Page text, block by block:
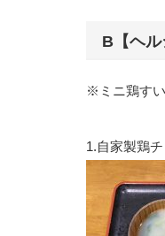
B【ヘル
※ミニ鶏す
1.自家製鶏